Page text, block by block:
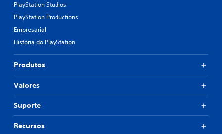
PlayStation Studios
PlayStation Productions
Empresarial
História do PlayStation
Produtos
Valores
Suporte
Recursos